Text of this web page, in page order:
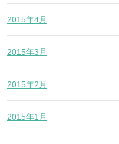
2015年4月
2015年3月
2015年2月
2015年1月